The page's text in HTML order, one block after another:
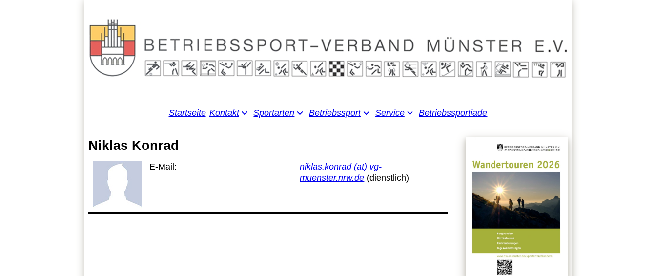
Startseite Kontakt Sportarten Betriebssport Service Betriebssportiade
Niklas Konrad
E-Mail:
niklas.konrad (at) vg-
muenster.nrw.de